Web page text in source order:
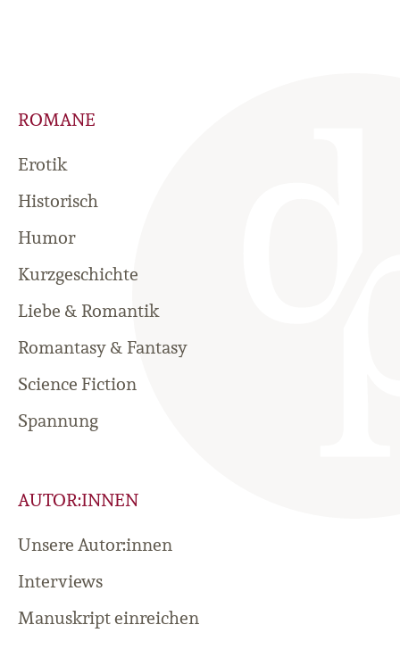
ROMANE
Erotik
Historisch
Humor
Kurzgeschichte
Liebe & Romantik
Romantasy & Fantasy
Science Fiction
Spannung
AUTOR:INNEN
Unsere Autor:innen
Interviews
Manuskript einreichen